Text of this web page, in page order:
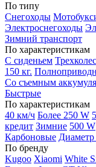
По типу
Снегоходы
Электроснегоходы
Зимний транспорт
По характеристикам
С сиденьем
150 кг.
Со съемным
Быстрые
По характеристикам
40 км/ч Более 250 W
кредит Зимние 500 W
Карбоновые
По бренду
Kugoo Xiaomi White